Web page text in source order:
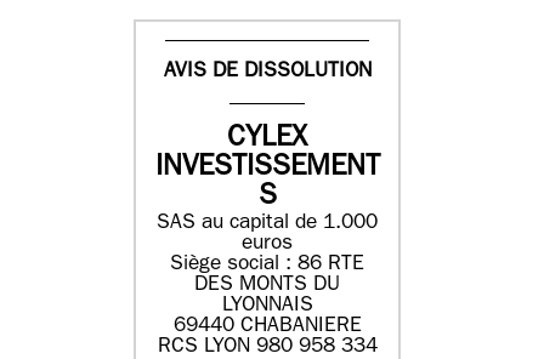
AVIS DE DISSOLUTION
CYLEX
INVESTISSEMENT
S
SAS au capital de 1.000
euros
Siège social : 86 RTE
DES MONTS DU
LYONNAIS
69440 CHABANIERE
RCS LYON 980 958 334